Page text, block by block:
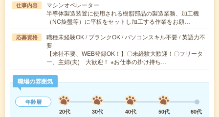
仕事内容
マシンオペレーター
半導体製造装置に使用される樹脂部品の製造業務、加工機
（NC旋盤等）に平板をセットし加工する作業をお願…
応募資格
職種未経験OK / ブランクOK / パソコンスキル不要 / 英語力不
要
【来社不要、WEB登録OK！】〇未経験大歓迎！〇フリータ
ー、主婦(夫) 大歓迎！ ※お仕事の掛け持ち…
職場の雰囲気
年齢層
20代
30代 40代 50代 60代